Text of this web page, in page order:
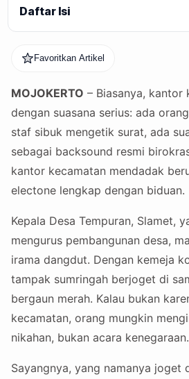
Daftar Isi
Favoritkan Artikel
MOJOKERTO – Biasanya, kantor
dengan suasana serius: ada
staf sibuk mengetik surat, ada
sebagai backsound resmi
kantor kecamatan mendadak
electone lengkap dengan biduan.
Kepala Desa Tempuran, Slamet,
mengurus pembangunan desa,
irama dangdut. Dengan kemeja
tampak sumringah berjoget di
bergaun merah. Kalau bukan
kecamatan, orang mungkin
nikahan, bukan acara kenegaraan.
Sayangnya, yang namanya joget